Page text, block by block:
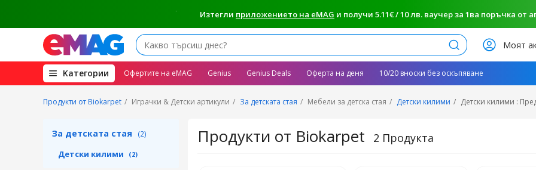
Изтегли приложението на eMAG и получи 5.11€ / 10 лв. ваучер за 1ва поръчка от
Търси Моят
Kатегории (open
megamenu)
Офертите на eMAG Genius Genius Deals Оферта на деня 10/20 вноски без оскъпяване
Продукти от Biokarpet Играчки & Детски артикули За детската стая Мебели за детска стая Детски килими Детски килими :
За детската стая (2)
Детски килими (2)
Продукти от Biokarpet 2 Продукта